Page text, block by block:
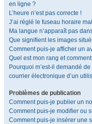
en ligne ?
L’heure n’est pas correcte !
J’ai réglé le fuseau horaire
Ma langue n’apparaît pas
Que signifient les images
Comment puis-je afficher un
Quel est mon rang et
Pourquoi m’est-il demandé
courrier électronique d’un
Problèmes de publication
Comment puis-je publier un
Comment puis-je modifier ou
Comment puis-je insérer une